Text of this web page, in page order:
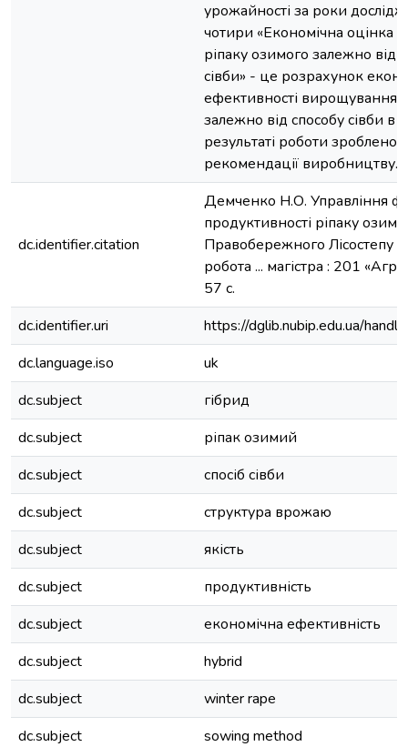
урожайності за роки
чотири «Економічна оцінка
ріпаку озимого залежно від
сівби» - це розрахунок
ефективності вирощування
залежно від способу сівби
результаті роботи зроблено
рекомендації виробництву.
dc.identifier.citation
Демченко Н.О. Управління
продуктивності ріпаку
Правобережного Лісостепу
робота ... магістра : 201
57 с.
dc.identifier.uri
https://dglib.nubip.edu.ua/
dc.language.iso
uk
dc.subject
гібрид
dc.subject
ріпак озимий
dc.subject
спосіб сівби
dc.subject
структура врожаю
dc.subject
якість
dc.subject
продуктивність
dc.subject
економічна ефективність
dc.subject
hybrid
dc.subject
winter rape
dc.subject
sowing method